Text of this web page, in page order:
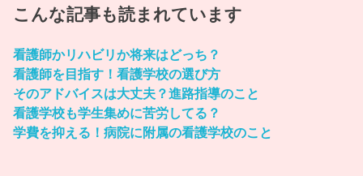
こんな記事も読まれています
看護師かリハビリか将来はどっち？
看護師を目指す！看護学校の選び方
そのアドバイスは大丈夫？進路指導のこと
看護学校も学生集めに苦労してる？
学費を抑える！病院に附属の看護学校のこと